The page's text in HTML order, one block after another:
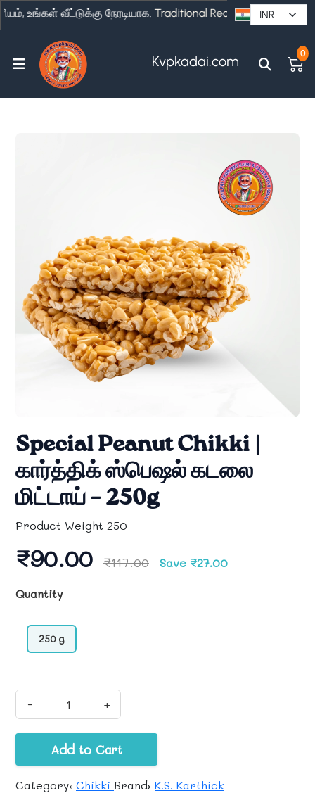
உங்கள் வீட்டுக்கு நேரடியாக. Traditional Recipes to Your
Kvpkadai.com 0
Special Peanut Chikki |
கார்த்திக் ஸ்பெஷல் கடலை
மிட்டாய் – 250g
Product Weight 250
₹90.00 ₹117.00 Save ₹27.00
Quantity
250 g
- +
Add to Cart
Category: Chikki Brand: K.S. Karthick